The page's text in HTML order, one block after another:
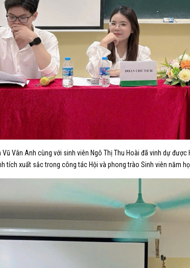
Vũ Vân Anh cùng với sinh viên Ngô Thị Thu Hoài đã vinh dự
tích xuất sắc trong công tác Hội và phong trào Sinh viên năm